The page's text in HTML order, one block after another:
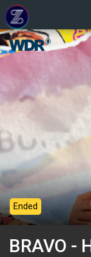
Ended
BRAVO -